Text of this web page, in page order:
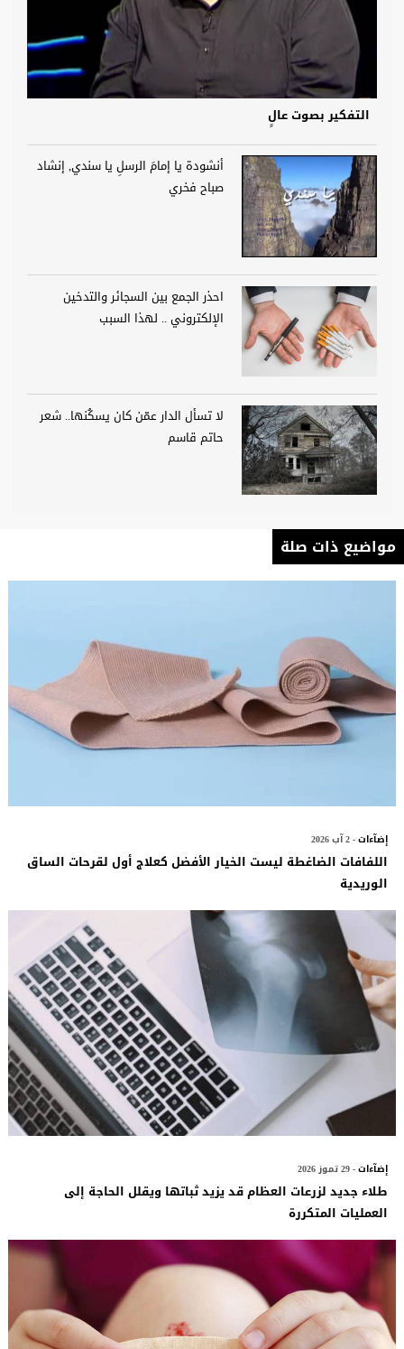
التفكير بصوت عالٍ
أنشودة يا إمامَ الرسلِ يا سندي, إنشاد
صباح فخري
احذر الجمع بين السجائر والتدخين
الإلكتروني .. لهذا السبب
لا تسأل الدار عمّن كان يسكُنها.. شعر
حاتم قاسم
مواضيع ذات صلة
إضآءات- 2 آب 2026
اللفافات الضاغطة ليست الخيار الأفضل كعلاج أول لقرحات الساق
الوريدية
إضآءات- 29 تموز 2026
طلاء جديد لزرعات العظام قد يزيد ثباتها ويقلل الحاجة إلى
العمليات المتكررة